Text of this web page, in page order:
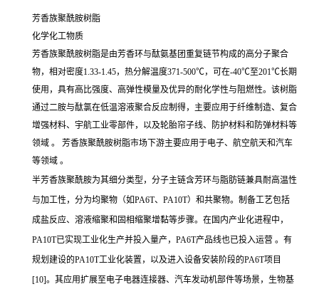
芳香族聚酰胺树脂
化学化工物质
芳香族聚酰胺树脂是由芳香环与酞氨基团重复链节构成的高分子聚合
物，相对密度1.33-1.45，热分解温度371-500℃，可在-40℃至201℃长期
使用，具有高比强度、高弹性模量及优异的耐化学性与阻燃性。该树脂
通过二胺与酞氯在低温溶液聚合反应制得，主要应用于纤维制造、复合
增强材料、宇航工业零部件，以及轮胎帘子线、防护材料和防弹材料等
领域 。 芳香族聚酰胺树脂市场下游主要应用于电子、航空航天和汽车
等领域 。
半芳香族聚酰胺为其细分类型，分子主链含芳环与脂肪链兼具耐高温性
与加工性，分为均聚物（如PA6T、PA10T）和共聚物。制备工艺包括
成盐反应、溶液缩聚和固相缩聚增黏等步骤。在国内产业化进程中，
PA10T已实现工业化生产并投入量产，PA6T产品线也已投入运营 。有
规划建设的PA10T工业化装置，以及进入设备安装阶段的PA6T项目
[10]。其应用扩展至电子电器连接器、汽车发动机部件等场景，生物基